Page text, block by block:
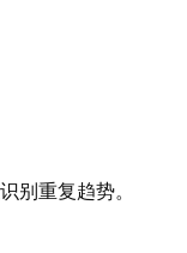
别重复趋势。